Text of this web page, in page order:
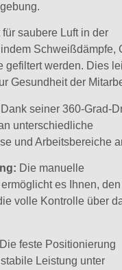
für saubere Luft in der
Schweißdämpfe,
gefiltert werden. Dies
Gesundheit der
Dank seiner 360-Grad-
unterschiedliche
und Arbeitsbereiche
Die manuelle
es Ihnen,
volle Kontrolle über
Die feste Positionierung
Leistung unter